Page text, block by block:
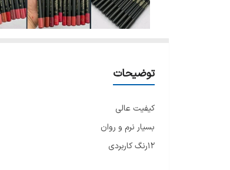
توضیحات
کیفیت عالی
بسیار نرم و روان
12رنگ کاربردی